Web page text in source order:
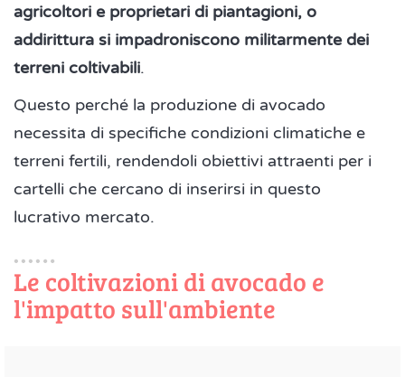
agricoltori e proprietari di piantagioni, o
addirittura si impadroniscono militarmente dei
terreni coltivabili.
Questo perché la produzione di avocado
necessita di specifiche condizioni climatiche e
terreni fertili, rendendoli obiettivi attraenti per i
cartelli che cercano di inserirsi in questo
lucrativo mercato.
Le coltivazioni di avocado e
l'impatto sull'ambiente